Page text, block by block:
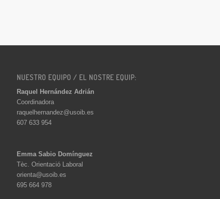
NUESTRO EQUIPO / EL NOSTRE EQUIP:
Raquel Hernández Adrián
Coordinadora
raquelhernandez@usoib.es
607 633 954
Emma Sabio Domínguez
Tèc. Orientació Laboral
orienta@usoib.es
695 664 978